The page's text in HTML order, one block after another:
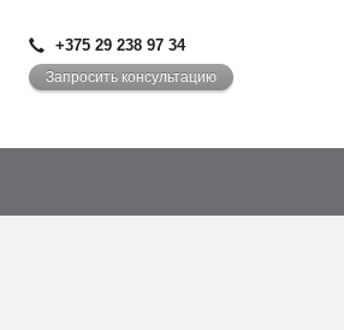
+375 29 238 97 34
Запросить консультацию